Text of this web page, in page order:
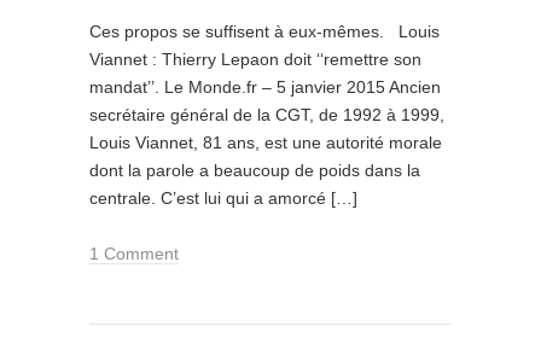
Ces propos se suffisent à eux-mêmes. Louis
Viannet : Thierry Lepaon doit ‘‘remettre son
mandat’’. Le Monde.fr – 5 janvier 2015 Ancien
secrétaire général de la CGT, de 1992 à 1999,
Louis Viannet, 81 ans, est une autorité morale
dont la parole a beaucoup de poids dans la
centrale. C’est lui qui a amorcé […]
1 Comment